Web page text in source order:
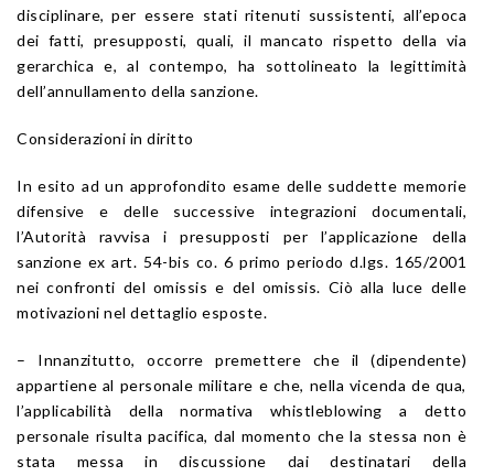
disciplinare, per essere stati ritenuti sussistenti, all’epoca
dei fatti, presupposti, quali, il mancato rispetto della via
gerarchica e, al contempo, ha sottolineato la legittimità
dell’annullamento della sanzione.
Considerazioni in diritto
In esito ad un approfondito esame delle suddette memorie
difensive e delle successive integrazioni documentali,
l’Autorità ravvisa i presupposti per l’applicazione della
sanzione ex art. 54-bis co. 6 primo periodo d.lgs. 165/2001
nei confronti del omissis e del omissis. Ciò alla luce delle
motivazioni nel dettaglio esposte.
– Innanzitutto, occorre premettere che il (dipendente)
appartiene al personale militare e che, nella vicenda de qua,
l’applicabilità della normativa whistleblowing a detto
personale risulta pacifica, dal momento che la stessa non è
stata messa in discussione dai destinatari della